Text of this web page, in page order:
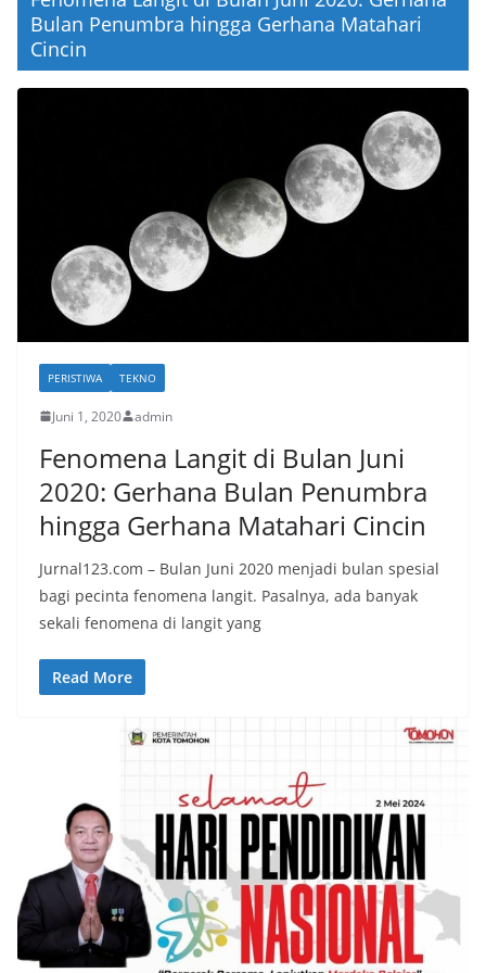
Bulan Penumbra hingga Gerhana Matahari
Cincin
PERISTIWA TEKNO
Juni 1, 2020 admin
Fenomena Langit di Bulan Juni
2020: Gerhana Bulan Penumbra
hingga Gerhana Matahari Cincin
Jurnal123.com – Bulan Juni 2020 menjadi bulan spesial
bagi pecinta fenomena langit. Pasalnya, ada banyak
sekali fenomena di langit yang
Read More